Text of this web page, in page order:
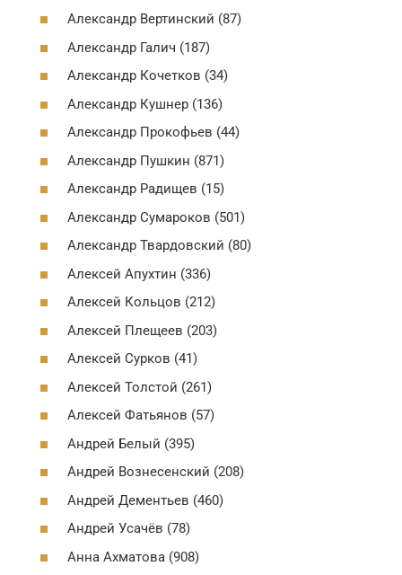
Александр Вертинский (87)
Александр Галич (187)
Александр Кочетков (34)
Александр Кушнер (136)
Александр Прокофьев (44)
Александр Пушкин (871)
Александр Радищев (15)
Александр Сумароков (501)
Александр Твардовский (80)
Алексей Апухтин (336)
Алексей Кольцов (212)
Алексей Плещеев (203)
Алексей Сурков (41)
Алексей Толстой (261)
Алексей Фатьянов (57)
Андрей Белый (395)
Андрей Вознесенский (208)
Андрей Дементьев (460)
Андрей Усачёв (78)
Анна Ахматова (908)